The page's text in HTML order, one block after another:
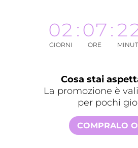
02
GIORNI
: 07
ORE
:
Cosa stai
La promozione è
per pochi
COMPRALO